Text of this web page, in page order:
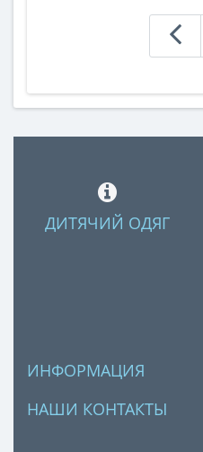
ДИТЯЧИЙ ОДЯГ
ИНФОРМАЦИЯ
НАШИ КОНТАКТЫ